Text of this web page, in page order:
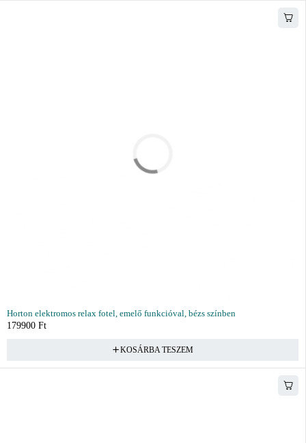
Horton elektromos relax fotel, emelő funkcióval, bézs színben
179900 Ft
KOSÁRBA TESZEM